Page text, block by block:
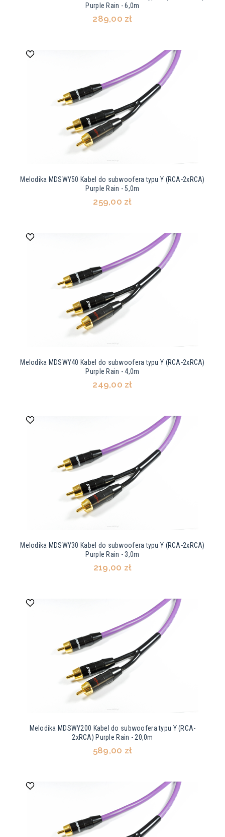
Purple Rain - 6,0m
289,00 zł
Melodika MDSWY50 Kabel do subwoofera typu Y (RCA-2xRCA)
Purple Rain - 5,0m
259,00 zł
Melodika MDSWY40 Kabel do subwoofera typu Y (RCA-2xRCA)
Purple Rain - 4,0m
249,00 zł
Melodika MDSWY30 Kabel do subwoofera typu Y (RCA-2xRCA)
Purple Rain - 3,0m
219,00 zł
Melodika MDSWY200 Kabel do subwoofera typu Y (RCA-
2xRCA) Purple Rain - 20,0m
589,00 zł